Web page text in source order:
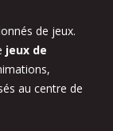
de jeux.
jeux de
au centre de